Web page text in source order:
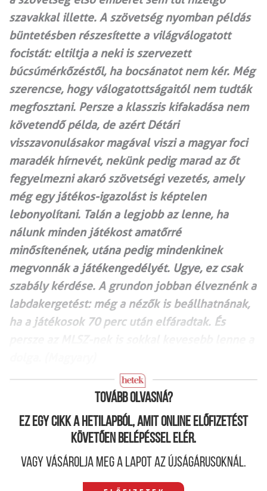
szavakkal illette. A szövetség nyomban példás
büntetésben részesítette a világválogatott
focistát: eltiltja a neki is szervezett
búcsúmérkőzéstől, ha bocsánatot nem kér. Még
szerencse, hogy válogatottságaitól nem tudták
megfosztani. Persze a klasszis kifakadása nem
követendő példa, de azért Détári
visszavonulásakor magával viszi a magyar foci
maradék hírnevét, nekünk pedig marad az őt
fegyelmezni akaró szövetségi vezetés, amely
még egy játékos-igazolást is képtelen
lebonyolítani. Talán a legjobb az lenne, ha
nálunk minden játékost amatőrré
minősítenének, utána pedig mindenkinek
megvonnák a játékengedélyét. Ugye, ez csak
szabály kérdése. A grundon jobban élveznénk a
labdakergetést: még a nézők is beállhatnának,
ha a játékosok 70 perc után elfáradtak. És
Tovább olvasná?
Ez egy cikk a hetilapból, amit online előfizetést
követően belépéssel elér.
Vagy vásárolja meg a lapot az újságárusoknál.